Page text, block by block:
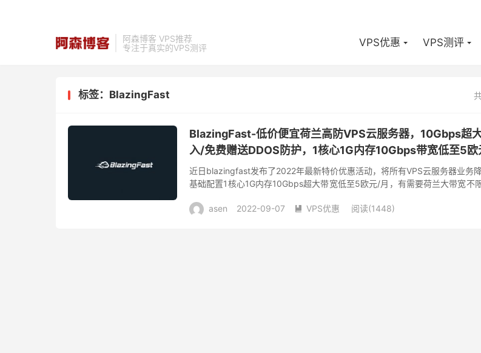
阿森博客 VPS推荐
专注于真实的VPS测评
VPS优惠 VPS测评
标签：BlazingFast
BlazingFast-低价便宜荷兰高防VPS云服务器，10Gbps超
入/免费赠送DDOS防护，1核心1G内存10Gbps带宽低至5欧
近日blazingfast发布了2022年最新特价优惠活动，将所有VPS云服务器业务降
基础配置1核心1G内存10Gbps超大带宽低至5欧元/月，有需要荷兰大带宽不限
asen 2022-09-07  VPS优惠 阅读(1448)